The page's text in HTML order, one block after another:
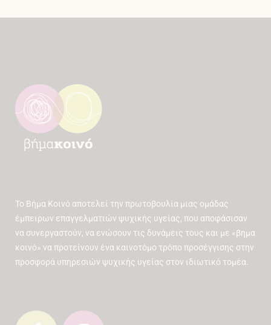
Το Βήμα Κοινό αποτελεί την πρωτοβουλία μιας ομάδας
έμπειρων επαγγελματιών ψυχικής υγείας, που αποφάσισαν
να συνεργαστούν, να ενώσουν τις δυνάμεις τους και με «βημα
κοινό» να προτείνουν ένα καινοτόμο τρόπο προσέγγισης στην
προσφορά υπηρεσιών ψυχικής υγείας στον ιδιωτικό τομέα.